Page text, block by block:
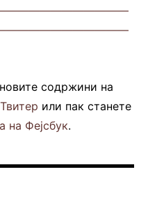
содржини на
или пак станете
на Фејсбук.